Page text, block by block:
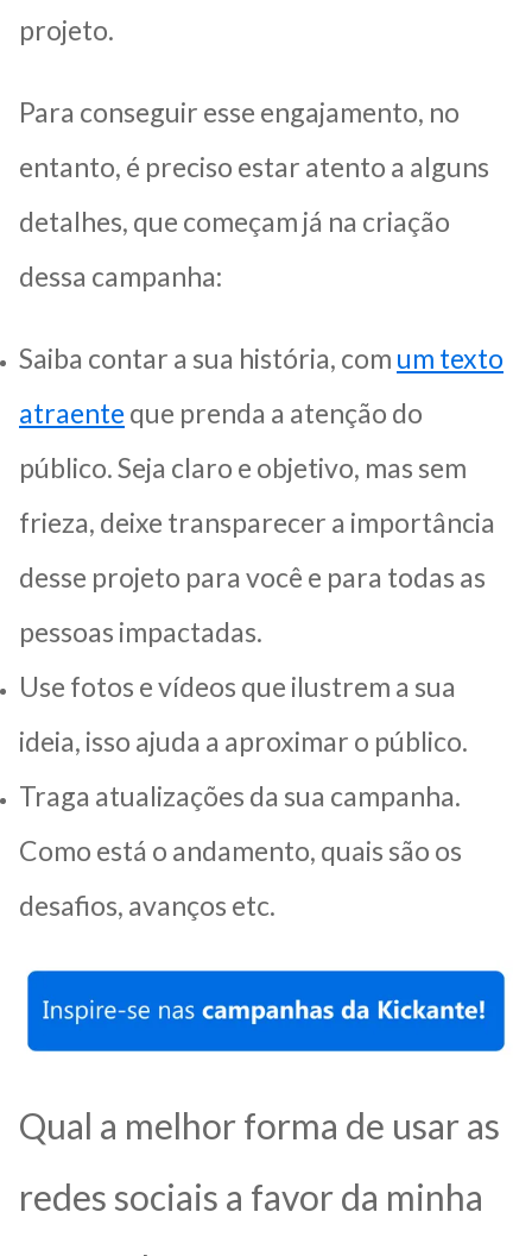
projeto.
Para conseguir esse engajamento, no
entanto, é preciso estar atento a alguns
detalhes, que começam já na criação
dessa campanha:
Saiba contar a sua história, com um texto
atraente que prenda a atenção do
público. Seja claro e objetivo, mas sem
frieza, deixe transparecer a importância
desse projeto para você e para todas as
pessoas impactadas.
Use fotos e vídeos que ilustrem a sua
ideia, isso ajuda a aproximar o público.
Traga atualizações da sua campanha.
Como está o andamento, quais são os
desafios, avanços etc.
Qual a melhor forma de usar as
redes sociais a favor da minha